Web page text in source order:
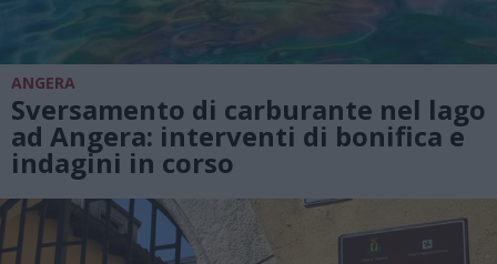
ANGERA
Sversamento di carburante nel lago
ad Angera: interventi di bonifica e
indagini in corso